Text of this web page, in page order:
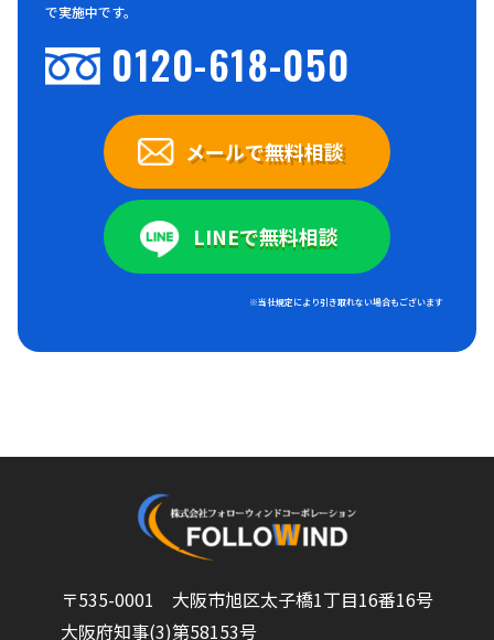
で実施中です。
0120-618-050
メールで無料相談
LINEで無料相談
※当社規定により引き取れない場合もございます
〒535-0001 大阪市旭区太子橋1丁目16番16号
大阪府知事(3)第58153号